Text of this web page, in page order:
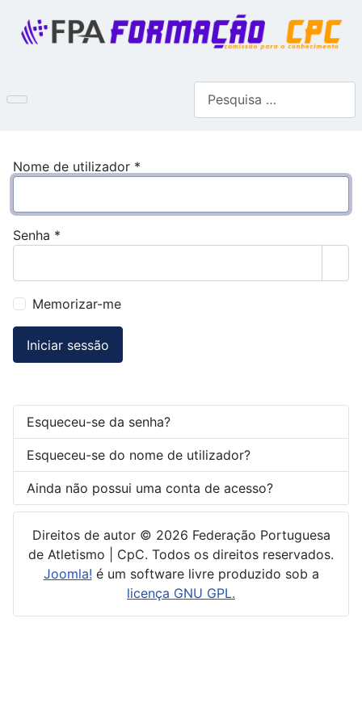
Nome de utilizador *
Senha *
Memorizar-me
Iniciar sessão
Esqueceu-se da senha?
Esqueceu-se do nome de utilizador?
Ainda não possui uma conta de acesso?
Direitos de autor © 2026 Federação Portuguesa
de Atletismo | CpC. Todos os direitos reservados.
Joomla! é um software livre produzido sob a
licença GNU GPL.